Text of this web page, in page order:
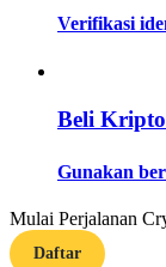
Analisis data
Memandu
Verifikasi
Beli Kripto
Gunakan
Mulai Perjalanan
Daftar